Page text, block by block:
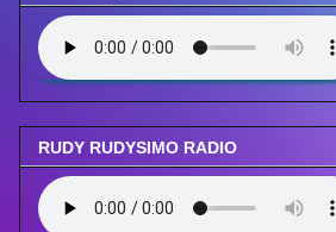
RUDY RUDYSIMO RADIO